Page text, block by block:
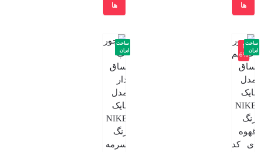
ها
ها
-1
6%
ساخت
ایران
ساخت
ایران